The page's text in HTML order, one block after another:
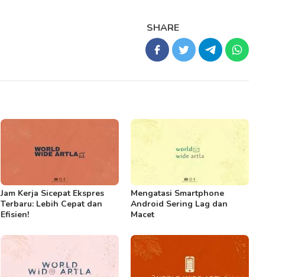
SHARE
Jam Kerja Sicepat Ekspres
Terbaru: Lebih Cepat dan
Efisien!
Mengatasi Smartphone
Android Sering Lag dan
Macet